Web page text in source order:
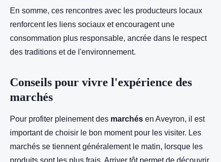
En somme, ces rencontres avec les producteurs locaux
renforcent les liens sociaux et encouragent une
consommation plus responsable, ancrée dans le respect
des traditions et de l'environnement.
Conseils pour vivre l'expérience des
marchés
Pour profiter pleinement des marchés en Aveyron, il est
important de choisir le bon moment pour les visiter. Les
marchés se tiennent généralement le matin, lorsque les